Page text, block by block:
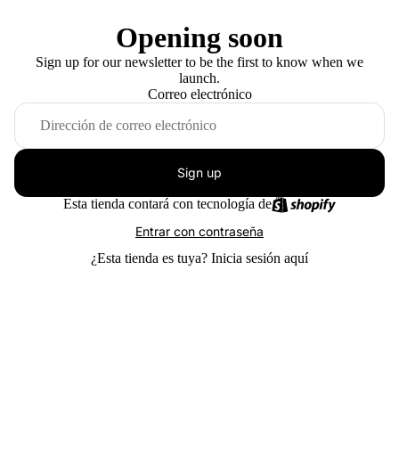
Opening soon
Sign up for our newsletter to be the first to know when we
launch.
Correo electrónico
Sign up
Esta tienda contará con tecnología de
Entrar con contraseña
¿Esta tienda es tuya? Inicia sesión aquí